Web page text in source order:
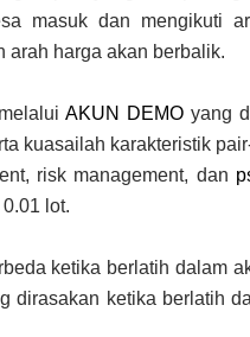
masuk dan mengikuti
arah harga akan berbalik.
AKUN DEMOyang
kuasailah karakteristik
risk management, dan
lot.
ketika berlatih dalam
dirasakan ketika berlatih